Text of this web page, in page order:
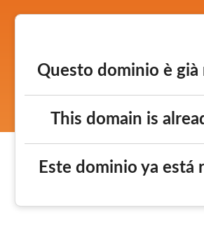
Questo dominio è
This domain is
Este dominio ya está